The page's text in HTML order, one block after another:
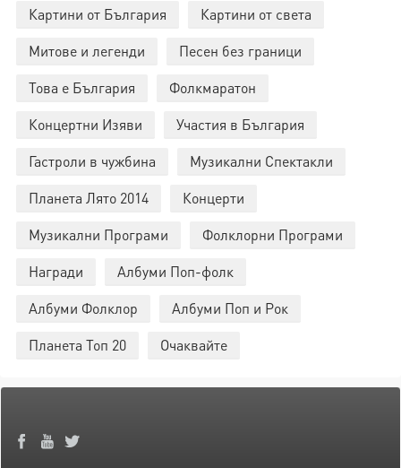
Картини от България
Картини от света
Митове и легенди
Песен без граници
Това е България
Фолкмаратон
Концертни Изяви
Участия в България
Гастроли в чужбина
Музикални Спектакли
Планета Лято 2014
Концерти
Музикални Програми
Фолклорни Програми
Награди
Албуми Поп-фолк
Албуми Фолклор
Албуми Поп и Рок
Планета Топ 20
Очаквайте